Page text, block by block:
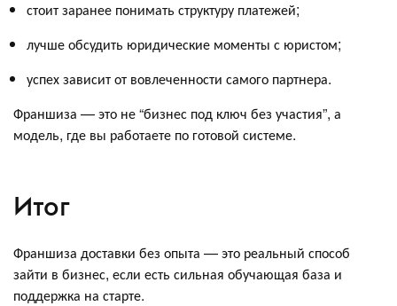
стоит заранее понимать структуру платежей;
лучше обсудить юридические моменты с юристом;
успех зависит от вовлеченности самого партнера.
Франшиза — это не “бизнес под ключ без участия”, а
модель, где вы работаете по готовой системе.
Итог
Франшиза доставки без опыта — это реальный способ
зайти в бизнес, если есть сильная обучающая база и
поддержка на старте.